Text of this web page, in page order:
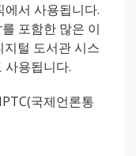
서 사용됩니다.
포함한 많은 이
털 도서관 시스
사용됩니다.
국제언론통